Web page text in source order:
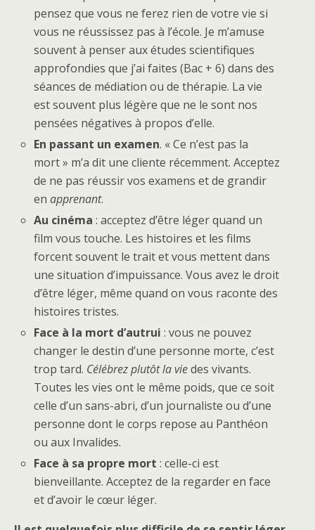
pensez que vous ne ferez rien de votre vie si
vous ne réussissez pas à l’école. Je m’amuse
souvent à penser aux études scientifiques
approfondies que j’ai faites (Bac + 6) dans des
séances de médiation ou de thérapie. La vie
est souvent plus légère que ne le sont nos
pensées négatives à propos d’elle.
En passant un examen. « Ce n’est pas la
mort » m’a dit une cliente récemment. Acceptez
de ne pas réussir vos examens et de grandir
enapprenant.
Au cinéma : acceptez d’être léger quand un
film vous touche. Les histoires et les films
forcent souvent le trait et vous mettent dans
une situation d’impuissance. Vous avez le droit
d’être léger, même quand on vous raconte des
histoires tristes.
Face à la mort d’autrui : vous ne pouvez
changer le destin d’une personne morte, c’est
trop tard. Célébrez plutôt la viedes vivants.
Toutes les vies ont le même poids, que ce soit
celle d’un sans-abri, d’un journaliste ou d’une
personne dont le corps repose au Panthéon
ou aux Invalides.
Face à sa propre mort : celle-ci est
bienveillante. Acceptez de la regarder en face
et d’avoir le cœur léger.